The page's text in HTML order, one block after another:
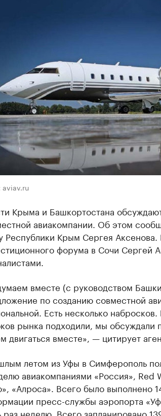
Крыма и Башкортостана
авиакомпании. Об этом
Республики Крым Сергея Аксенова.
форума в Сочи Сергей
вместе (с руководством
по созданию совместной
Есть несколько
рынка подходили, мы обсуждали
двигаться вместе», — цитирует
летом из Уфы в Симферополь
авиакомпаниями «Россия»,
«Алроса». Всего было выполнено
пресс-службы аэропорта
неделю. Всего запланировано